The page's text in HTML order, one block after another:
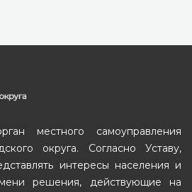
местного самоуправления
округа. Согласно Уставу,
интересы населения и
решения, действующие на